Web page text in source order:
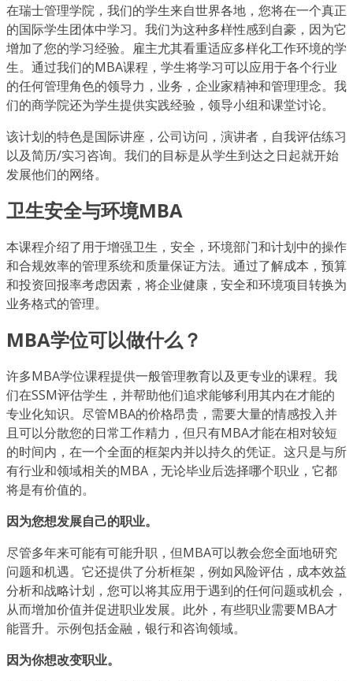
在瑞士管理学院，我们的学生来自世界各地，您将在一个真正
的国际学生团体中学习。我们为这种多样性感到自豪，因为它
增加了您的学习经验。雇主尤其看重适应多样化工作环境的学
生。通过我们的MBA课程，学生将学习可以应用于各个行业
的任何管理角色的领导力，业务，企业家精神和管理理念。我
们的商学院还为学生提供实践经验，领导小组和课堂讨论。
该计划的特色是国际讲座，公司访问，演讲者，自我评估练习
以及简历/实习咨询。我们的目标是从学生到达之日起就开始
发展他们的网络。
卫生安全与环境MBA
本课程介绍了用于增强卫生，安全，环境部门和计划中的操作
和合规效率的管理系统和质量保证方法。通过了解成本，预算
和投资回报率考虑因素，将企业健康，安全和环境项目转换为
业务格式的管理。
MBA学位可以做什么？
许多MBA学位课程提供一般管理教育以及更专业的课程。我
们在SSM评估学生，并帮助他们追求能够利用其内在才能的
专业化知识。尽管MBA的价格昂贵，需要大量的情感投入并
且可以分散您的日常工作精力，但只有MBA才能在相对较短
的时间内，在一个全面的框架内并以持久的凭证。这只是与所
有行业和领域相关的MBA，无论毕业后选择哪个职业，它都
将是有价值的。
因为您想发展自己的职业。
尽管多年来可能有可能升职，但MBA可以教会您全面地研究
问题和机遇。它还提供了分析框架，例如风险评估，成本效益
分析和战略计划，您可以将其应用于遇到的任何问题或机会，
从而增加价值并促进职业发展。此外，有些职业需要MBA才
能晋升。示例包括金融，银行和咨询领域。
因为你想改变职业。